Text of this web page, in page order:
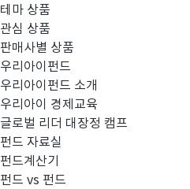
테마 상품
관심 상품
판매사별 상품
우리아이펀드
우리아이펀드 소개
우리아이 경제교육
글로벌 리더 대장정 캠프
펀드 자료실
펀드계산기
펀드 vs 펀드
경영공시